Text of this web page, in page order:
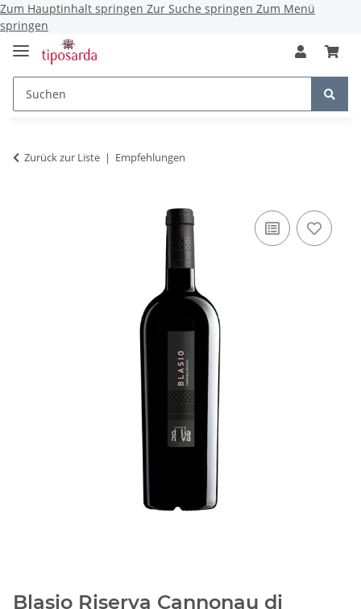
Zum Hauptinhalt springen Zur Suche springen Zum Menü
springen
Zurück zur Liste Empfehlungen
Blasio Riserva Cannonau di